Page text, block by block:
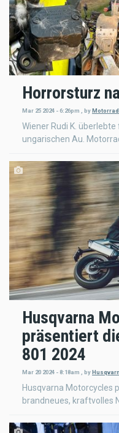
Horrorsturz
Mar 25 2024 - 6:26pm , by
Wiener Rudi K.
ungarischen Au.
Husqvarna
präsentiert
801 2024
Mar 20 2024 - 8:18am , by
Husqvarna Motorcycles
brandneues, kraftvolles